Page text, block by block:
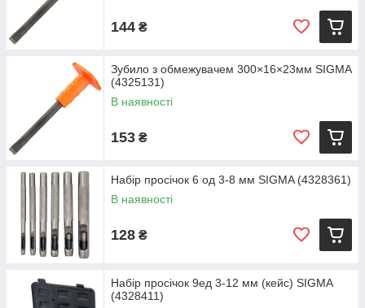
144 ₴
Зубило з обмежувачем 300×16×23мм SIGMA
(4325131)
В наявності
153 ₴
Набір просічок 6 од 3-8 мм SIGMA (4328361)
В наявності
128 ₴
Набір просічок 9ед 3-12 мм (кейс) SIGMA
(4328411)